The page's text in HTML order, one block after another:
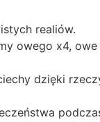
realiów.
owego x4, owe
dzięki